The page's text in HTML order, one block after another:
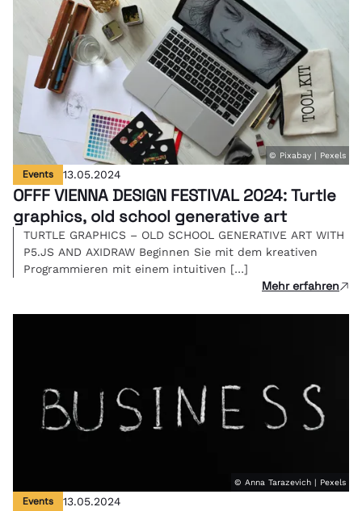
© Pixabay | Pexels
Events 13.05.2024
OFFF VIENNA DESIGN FESTIVAL 2024: Turtle
graphics, old school generative art
TURTLE GRAPHICS – OLD SCHOOL GENERATIVE ART WITH
P5.JS AND AXIDRAW Beginnen Sie mit dem kreativen
Programmieren mit einem intuitiven […]
Mehr erfahren
© Anna Tarazevich | Pexels
Events 13.05.2024